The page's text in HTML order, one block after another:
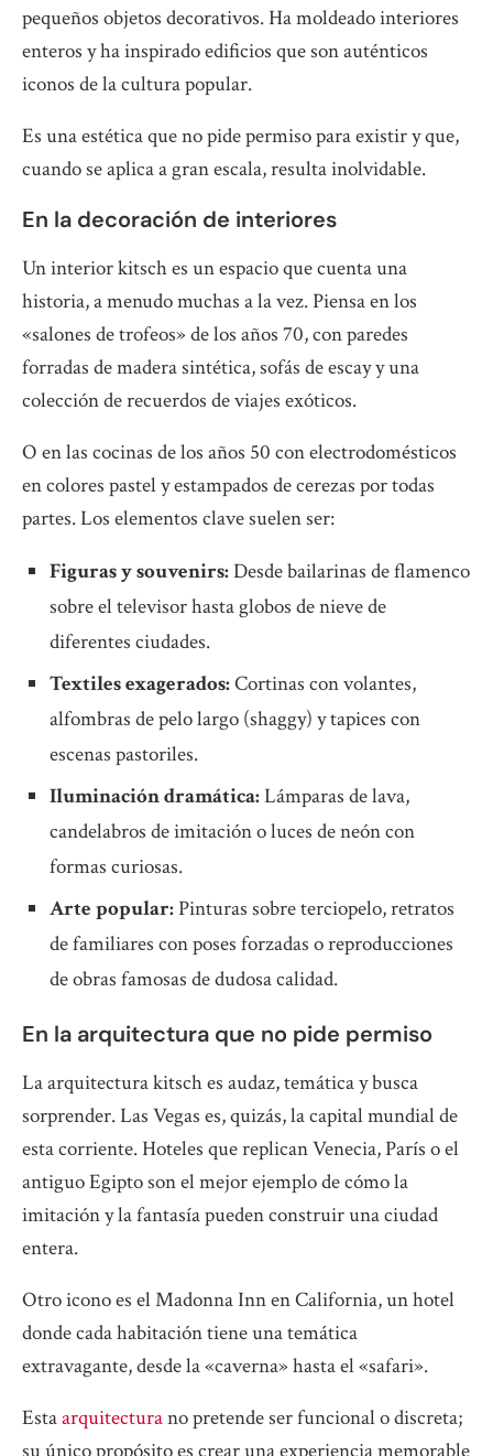
pequeños objetos decorativos. Ha moldeado interiores
enteros y ha inspirado edificios que son auténticos
iconos de la cultura popular.
Es una estética que no pide permiso para existir y que,
cuando se aplica a gran escala, resulta inolvidable.
En la decoración de interiores
Un interior kitsch es un espacio que cuenta una
historia, a menudo muchas a la vez. Piensa en los
«salones de trofeos» de los años 70, con paredes
forradas de madera sintética, sofás de escay y una
colección de recuerdos de viajes exóticos.
O en las cocinas de los años 50 con electrodomésticos
en colores pastel y estampados de cerezas por todas
partes. Los elementos clave suelen ser:
Figuras y souvenirs:Desde bailarinas de flamenco
sobre el televisor hasta globos de nieve de
diferentes ciudades.
Textiles exagerados:Cortinas con volantes,
alfombras de pelo largo (shaggy) y tapices con
escenas pastoriles.
Iluminación dramática:Lámparas de lava,
candelabros de imitación o luces de neón con
formas curiosas.
Arte popular: Pinturas sobre terciopelo, retratos
de familiares con poses forzadas o reproducciones
de obras famosas de dudosa calidad.
En la arquitectura que no pide permiso
La arquitectura kitsch es audaz, temática y busca
sorprender. Las Vegas es, quizás, la capital mundial de
esta corriente. Hoteles que replican Venecia, París o el
antiguo Egipto son el mejor ejemplo de cómo la
imitación y la fantasía pueden construir una ciudad
entera.
Otro icono es el Madonna Inn en California, un hotel
donde cada habitación tiene una temática
extravagante, desde la «caverna» hasta el «safari».
Estaarquitecturano pretende ser funcional o discreta;